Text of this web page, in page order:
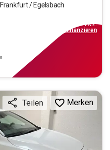
Frankfurt / Egelsbach
inkl.MwSt.
finanzieren
Teilen Merken